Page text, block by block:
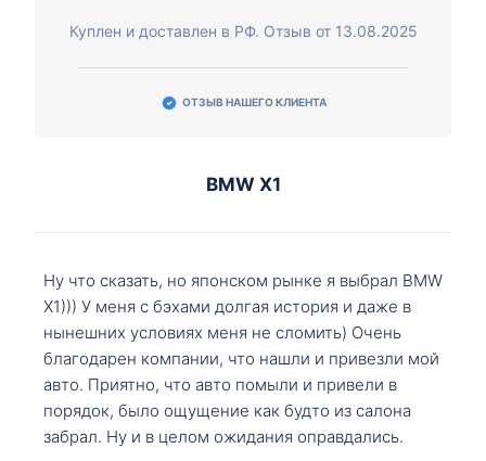
Куплен и доставлен в РФ. Отзыв от 13.08.2025
ОТЗЫВ НАШЕГО КЛИЕНТА
BMW X1
Ну что сказать, но японском рынке я выбрал BMW
X1))) У меня с бэхами долгая история и даже в
нынешних условиях меня не сломить) Очень
благодарен компании, что нашли и привезли мой
авто. Приятно, что авто помыли и привели в
порядок, было ощущение как будто из салона
забрал. Ну и в целом ожидания оправдались.